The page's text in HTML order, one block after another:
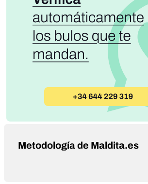
Metodología de Maldita.es